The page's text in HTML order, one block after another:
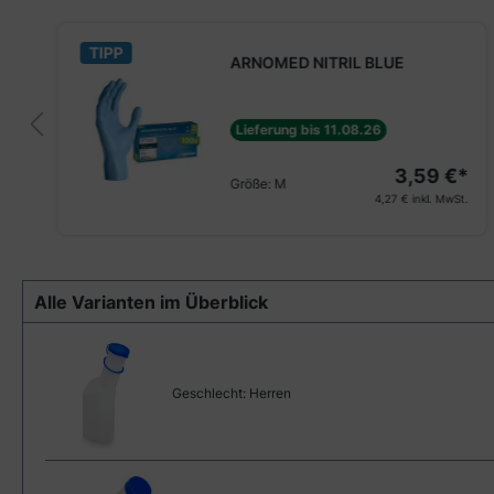
TIPP
ARNOMED NITRIL BLUE
Lieferung bis 11.08.26
Größe: M 3,59 €*
4,27 € inkl. MwSt.
Alle Varianten im Überblick
Geschlecht: Herren